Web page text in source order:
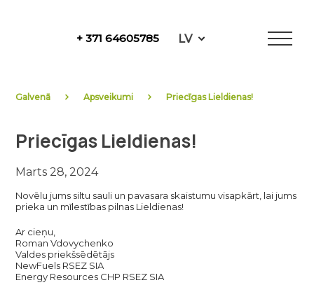
+ 371 64605785 LV
Galvenā Apsveikumi Priecīgas Lieldienas!
Priecīgas Lieldienas!
Marts 28, 2024
Novēlu jums siltu sauli un pavasara skaistumu visapkārt, lai jums
prieka un mīlestības pilnas Lieldienas!
Ar cieņu,
Roman Vdovychenko
Valdes priekšsēdētājs
NewFuels RSEZ SIA
Energy Resources CHP RSEZ SIA